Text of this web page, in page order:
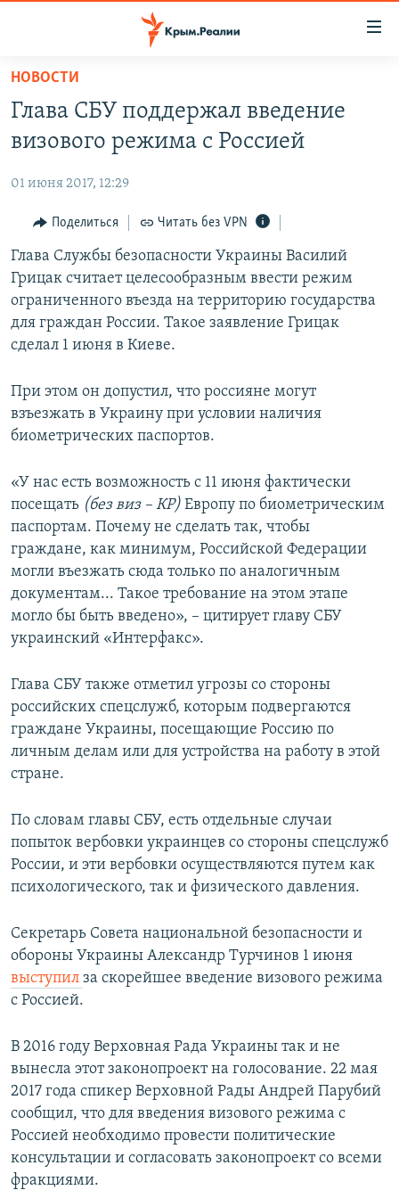
Вернуться
основному
содержанию
навигации
Вернутся
поиску
КАРТА ВОЕННЫХ ОБЪЕКТОВ КРЫМА
11 ЛЕТ ОККУПАЦИИ КРЫМА. 11 ИСТОРИЙ СОПРОТИВЛЕНИЯ
ИСТОРИЯ
ЕЩЕ
ИНТЕРАКТИВ
ИНФОГРАФИКА
ТЕЛЕПРОЕКТ КРЫМ.РЕАЛИИ
СОВЕТЫ ПРАВОЗАЩИТНИКОВ
ПОБЕДИТЕЛЕЙ НЕ СУДЯТ?
КРЫМ.НЕПОКОРЕННЫЙ
ELIFBE
УКРАИНСКАЯ ПРОБЛЕМА КРЫМА
РАДІО СВОБОДА
КАК ОБОЙТИ БЛОКИРОВКУ
Українською
ПРИСОЕДИНЯЙТЕСЬ!
Все сайты RFE/RL
НОВОСТИ
Глава СБУ поддержал введение
визового режима с Россией
01 июня 2017, 12:29
Поделиться Читать без VPN
Глава Службы безопасности Украины Василий
Грицак считает целесообразным ввести режим
ограниченного въезда на территорию государства
для граждан России. Такое заявление Грицак
сделал 1 июня в Киеве.
При этом он допустил, что россияне могут
взъезжать в Украину при условии наличия
биометрических паспортов.
«У нас есть возможность с 11 июня фактически
посещать (без виз – КР) Европу по биометрическим
паспортам. Почему не сделать так, чтобы
граждане, как минимум, Российской Федерации
могли въезжать сюда только по аналогичным
документам... Такое требование на этом этапе
могло бы быть введено», – цитирует главу СБУ
украинский «Интерфакс».
Глава СБУ также отметил угрозы со стороны
российских спецслужб, которым подвергаются
граждане Украины, посещающие Россию по
личным делам или для устройства на работу в этой
стране.
По словам главы СБУ, есть отдельные случаи
попыток вербовки украинцев со стороны спецслужб
России, и эти вербовки осуществляются путем как
психологического, так и физического давления.
Секретарь Совета национальной безопасности и
обороны Украины Александр Турчинов 1 июня
выступил за скорейшее введение визового режима
с Россией.
В 2016 году Верховная Рада Украины так и не
вынесла этот законопроект на голосование. 22 мая
2017 года спикер Верховной Рады Андрей Парубий
сообщил, что для введения визового режима с
Россией необходимо провести политические
консультации и согласовать законопроект со всеми
фракциями.